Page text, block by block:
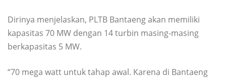
Dirinya menjelaskan, PLTB Bantaeng akan memiliki
kapasitas 70 MW dengan 14 turbin masing-masing
berkapasitas 5 MW.
“70 mega watt untuk tahap awal. Karena di Bantaeng